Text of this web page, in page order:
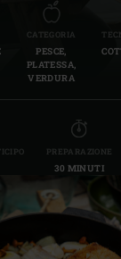
CATEGORIA
PESCE,
PLATESSA,
VERDURA
PREPARAZIONE
30 MINUTI